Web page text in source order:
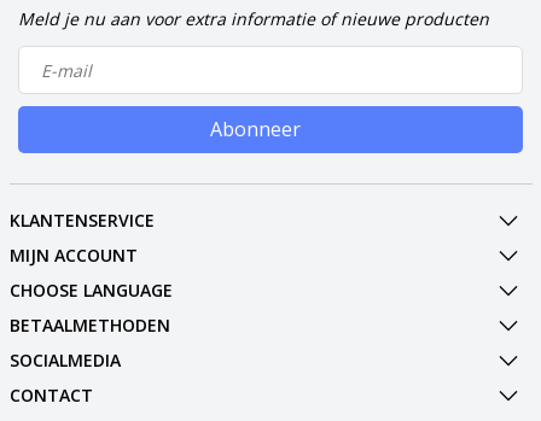
Meld je nu aan voor extra informatie of nieuwe producten
Abonneer
KLANTENSERVICE
MIJN ACCOUNT
CHOOSE LANGUAGE
BETAALMETHODEN
SOCIALMEDIA
CONTACT